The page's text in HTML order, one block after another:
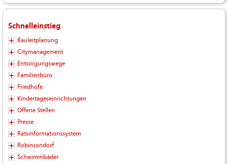
Schnelleinstieg
Bauleitplanung
Citymanagement
Entsorgungswege
Familienbüro
Friedhöfe
Kindertageseinrichtungen
Offene Stellen
Presse
Ratsinformationssystem
Robinsondorf
Schwimmbäder